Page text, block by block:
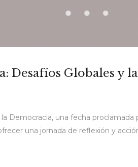
Desafíos Globales y
Democracia, una fecha
una jornada de reflexión y